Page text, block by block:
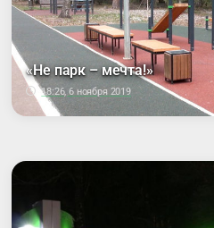
«Не парк – мечта!»
18:26, 6 ноября 2019